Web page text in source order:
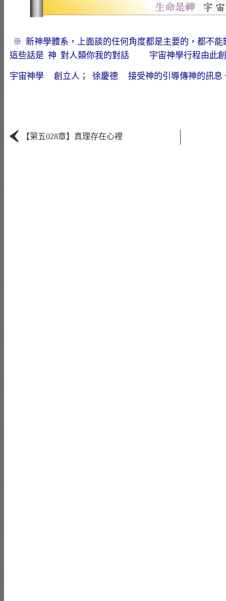
※ 新神學體系，上面談的任何角度都是主要的，都不能
這些話是 神 對人類你我的對話 宇宙神學行程由此創
宇宙神學 創立人； 徐慶德 接受神的引導傳神的訊息
‹ 【第五028章】真理存在心裡